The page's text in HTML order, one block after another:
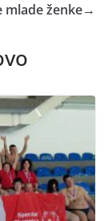
mlade ženke→